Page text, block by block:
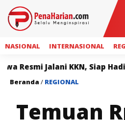
NASIONAL INTERNASIONAL
KKN, Siap Hadirkan
Beranda / REGIONAL
Temuan